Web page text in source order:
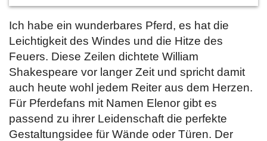
Ich habe ein wunderbares Pferd, es hat die
Leichtigkeit des Windes und die Hitze des
Feuers. Diese Zeilen dichtete William
Shakespeare vor langer Zeit und spricht damit
auch heute wohl jedem Reiter aus dem Herzen.
Für Pferdefans mit Namen Elenor gibt es
passend zu ihrer Leidenschaft die perfekte
Gestaltungsidee für Wände oder Türen. Der